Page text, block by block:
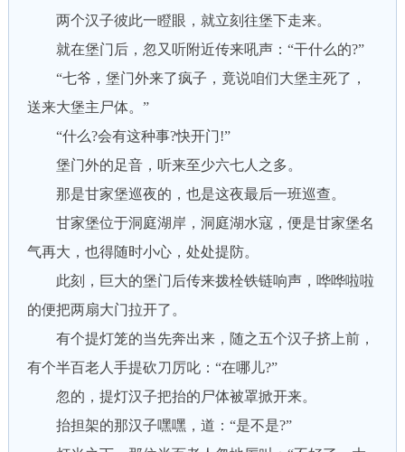
两个汉子彼此一瞪眼，就立刻往堡下走来。
就在堡门后，忽又听附近传来吼声：“干什么的?”
“七爷，堡门外来了疯子，竟说咱们大堡主死了，
送来大堡主尸体。”
“什么?会有这种事?快开门!”
堡门外的足音，听来至少六七人之多。
那是甘家堡巡夜的，也是这夜最后一班巡查。
甘家堡位于洞庭湖岸，洞庭湖水寇，便是甘家堡名
气再大，也得随时小心，处处提防。
此刻，巨大的堡门后传来拨栓铁链响声，哗哗啦啦
的便把两扇大门拉开了。
有个提灯笼的当先奔出来，随之五个汉子挤上前，
有个半百老人手提砍刀厉叱：“在哪儿?”
忽的，提灯汉子把抬的尸体被罩掀开来。
抬担架的那汉子嘿嘿，道：“是不是?”